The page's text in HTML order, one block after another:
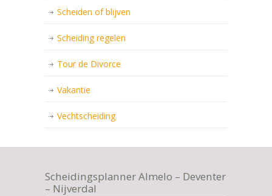
Scheiden of blijven
Scheiding regelen
Tour de Divorce
Vakantie
Vechtscheiding
Scheidingsplanner Almelo – Deventer
– Nijverdal